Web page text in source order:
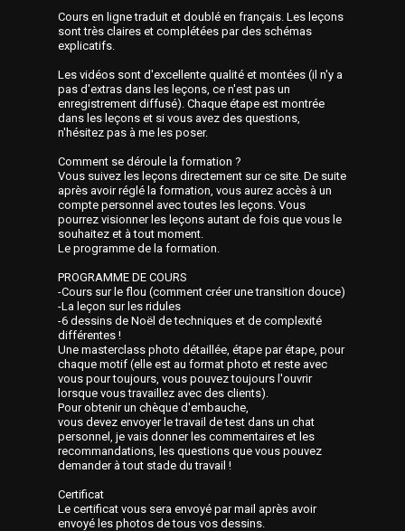
Cours en ligne traduit et doublé en français. Les leçons
sont très claires et complétées par des schémas
explicatifs.
Les vidéos sont d'excellente qualité et montées (il n'y a
pas d'extras dans les leçons, ce n'est pas un
enregistrement diffusé). Chaque étape est montrée
dans les leçons et si vous avez des questions,
n'hésitez pas à me les poser.
Comment se déroule la formation ?
Vous suivez les leçons directement sur ce site. De suite
après avoir réglé la formation, vous aurez accès à un
compte personnel avec toutes les leçons. Vous
pourrez visionner les leçons autant de fois que vous le
souhaitez et à tout moment.
Le programme de la formation.
PROGRAMME DE COURS
-Cours sur le flou (comment créer une transition douce)
-La leçon sur les ridules
-6 dessins de Noël de techniques et de complexité
différentes !
Une masterclass photo détaillée, étape par étape, pour
chaque motif (elle est au format photo et reste avec
vous pour toujours, vous pouvez toujours l'ouvrir
lorsque vous travaillez avec des clients).
Pour obtenir un chèque d'embauche,
vous devez envoyer le travail de test dans un chat
personnel, je vais donner les commentaires et les
recommandations, les questions que vous pouvez
demander à tout stade du travail !
Certificat
Le certificat vous sera envoyé par mail après avoir
envoyé les photos de tous vos dessins.